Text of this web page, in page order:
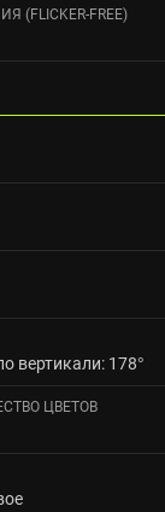
(FLICKER-FREE)
вертикали: 178°
ЦВЕТОВ